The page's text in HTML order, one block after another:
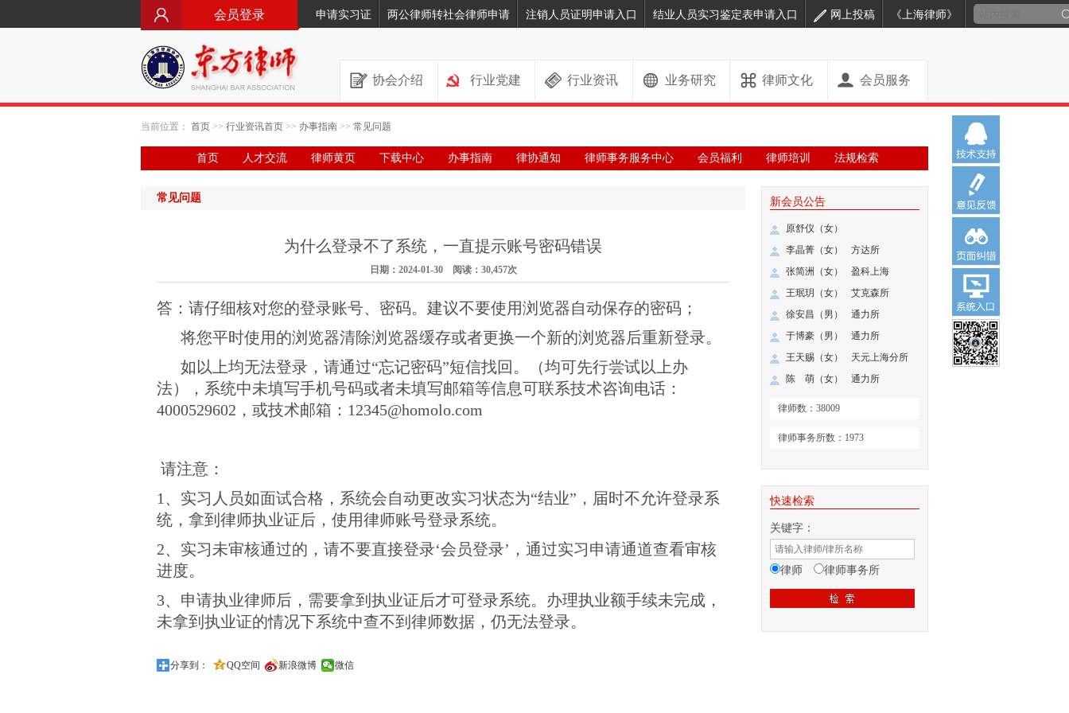
会员登录 申请实习证 两公律师转社会律师申请 注销人员证明申请入口 结业人员实习鉴定表申请入口 网上投稿 《上海律师》
协会介绍 行业党建 行业资讯 业务研究 律师文化 会员服务
当前位置： 首页 >> 行业资讯首页 >> 办事指南 >> 常见问题
首页 人才交流 律师黄页 下载中心 办事指南 律协通知 律师事务服务中心 会员福利 律师培训 法规检索
常见问题
为什么登录不了系统，一直提示账号密码错误
日期：2024-01-30 阅读：30,457次
答：请仔细核对您的登录账号、密码。建议不要使用浏览器自动保存的密码；
将您平时使用的浏览器清除浏览器缓存或者更换一个新的浏览器后重新登录。
如以上均无法登录，请通过“忘记密码”短信找回。（均可先行尝试以上办
法），系统中未填写手机号码或者未填写邮箱等信息可联系技术咨询电话：
4000529602，或技术邮箱：12345@homolo.com
请注意：
1、实习人员如面试合格，系统会自动更改实习状态为“结业”，届时不允许登录系
统，拿到律师执业证后，使用律师账号登录系统。
2、实习未审核通过的，请不要直接登录‘会员登录’，通过实习申请通道查看审核
进度。
3、申请执业律师后，需要拿到执业证后才可登录系统。办理执业额手续未完成，
未拿到执业证的情况下系统中查不到律师数据，仍无法登录。
分享到： QQ空间 新浪微博 微信
新会员公告
原舒仪（女）
李晶菁（女）
方达所
张简洲（女）
盈科上海
王珉玥（女）
艾克森所
徐安昌（男）
通力所
于博豪（男）
通力所
王天赐（女）
天元上海分所
陈 萌（女）
通力所
律师数：38009
律师事务所数：1973
快速检索
关键字：
律师 律师事务所